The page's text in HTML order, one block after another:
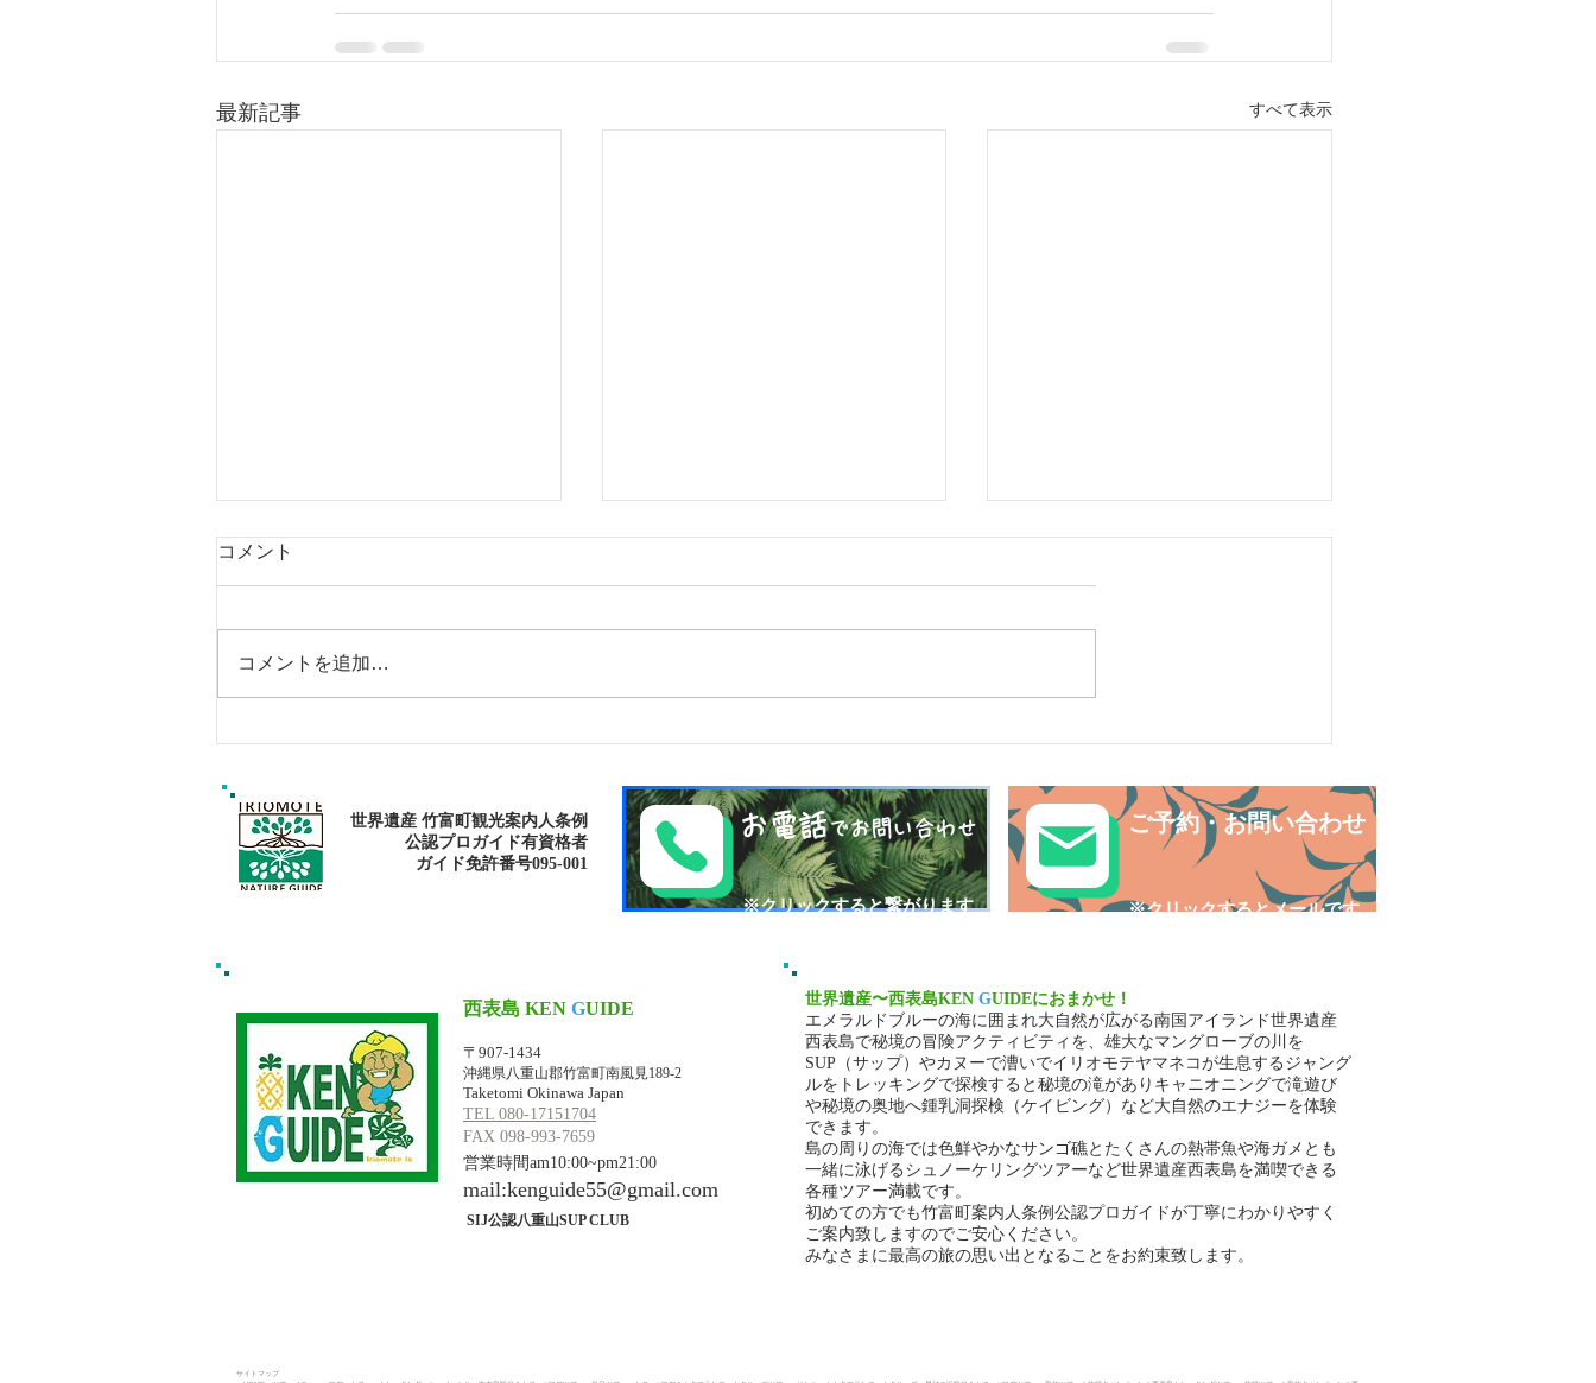
最新記事 すべて表示
パナリ島シュノーケリング
コメント
コメントを追加…
世界遺産 竹富町観光案内人条例
公認プロガイド有資格者
​ガイド免許番号095-001​​
お電話でお問い合わせ
​※クリックすると繋がります
ご予約・お問い合わせ
​※クリックするとメールです
西表島 KEN GUIDE
〒907-1434
沖縄県八重山郡竹富町南風見189-2
Taketomi Okinawa Japan
TEL 080-17151704
FAX 098-993-7659
営業時間am10:00~pm21:00
mail:kenguide55@gmail.com
SIJ公認八重山SUP CLUB
世界遺産〜西表島KEN GUIDEにおまかせ！
エメラルドブルーの海に囲まれ大自然が広がる南国アイランド世界遺産
西表島で秘境の冒険アクティビティを、雄大なマングローブの川を
SUP（サップ）やカヌーで漕いでイリオモテヤマネコが生息するジャング
ルをトレッキングで探検すると秘境の滝がありキャニオニングで滝遊び
や秘境の奥地へ鍾乳洞探検（ケイビング）など大自然のエナジーを体験
できます。
島の周りの海では色鮮やかなサンゴ礁とたくさんの熱帯魚や海ガメとも
一緒に泳げるシュノーケリングツアーなど世界遺産西表島を満喫できる
各種ツアー満載です。
初めての方でも竹富町案内人条例公認プロガイドが丁寧にわかりやすく
ご案内致しますのでご安心ください。
みなさまに最高の旅の思い出となることをお約束致します。
サイトマップ